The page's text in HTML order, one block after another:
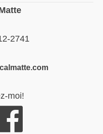
2741
moi!